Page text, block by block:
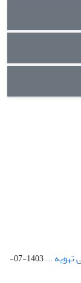
تهویه ...
1403-07-